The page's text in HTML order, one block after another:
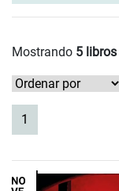
Mostrando 5 libros
1